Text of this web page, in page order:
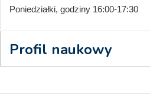
Poniedziałki, godziny 16:00-17:30
Profil naukowy